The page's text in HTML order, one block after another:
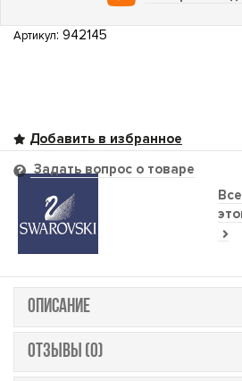
Артикул: 942145
Задать вопрос о товаре
ОПИСАНИЕ
ОТЗЫВЫ (0)